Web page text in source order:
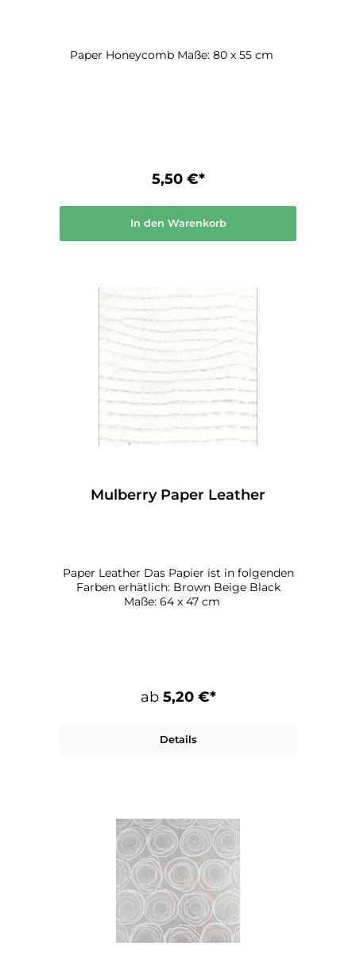
5,50 €*
In den Warenkorb
Mulberry Paper Leather
Paper Leather Das Papier ist in folgenden
Farben erhätlich: Brown Beige Black
ab 5,20 €*
Details